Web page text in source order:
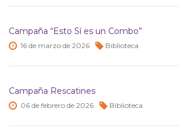
Campaña “Esto Sí es un Combo”
16 de marzo de 2026 Biblioteca
Campaña Rescatines
06 de febrero de 2026 Biblioteca